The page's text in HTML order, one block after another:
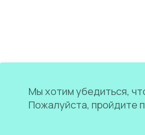
Мы хотим убедиться,
Пожалуйста, пройдите